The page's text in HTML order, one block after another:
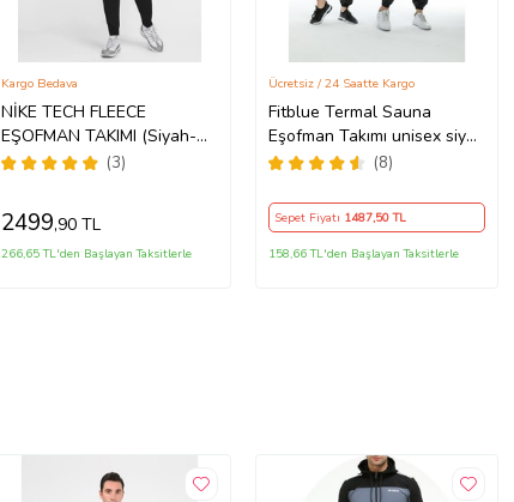
NİKE TECH FLEECE
EŞOFMAN TAKIMI (Siyah-
Gri)
(3)
Kargo Bedava
2499,90 TL
266,65 TL'den Başlayan Taksitlerle
Fitblue Termal Sauna
Eşofman Takımı unisex siyah
lacivert renkler kapşonlu
(8)
Ücretsiz / 24 Saatte Kargo
Sepet Fiyatı 1487,50 TL
158,66 TL'den Başlayan Taksitlerle